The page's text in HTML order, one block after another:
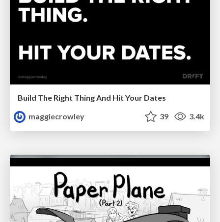
Build The Right Thing And Hit Your Dates
maggiecrowley
39 3.4k